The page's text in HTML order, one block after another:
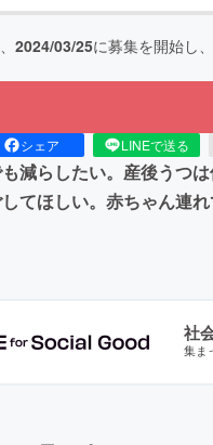
2024/03/25に募集を開始し、
シェア LINEで送る
減らしたい。産後うつ
てほしい。赤ちゃん連
社
集ま